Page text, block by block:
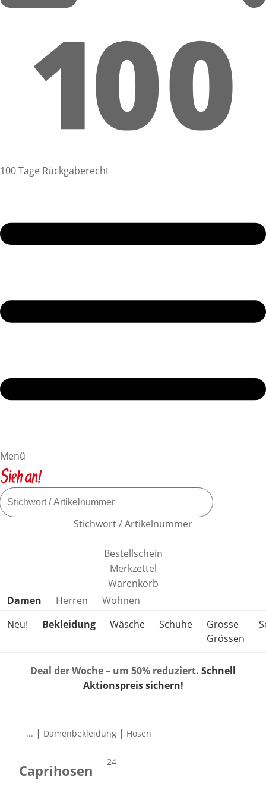
100 Tage Rückgaberecht
Menü
Stichwort / Artikelnummer
Bestellschein
Merkzettel
Warenkorb
Produktkategorien überspringen
Damen Herren
Wohnen
Neu!
Bekleidung Wäsche Schuhe
Grosse
Grössen
Deal der Woche– um 50% reduziert. Schnell
Aktionspreis sichern!
... | Damenbekleidung | Hosen
Caprihosen Produkte
24